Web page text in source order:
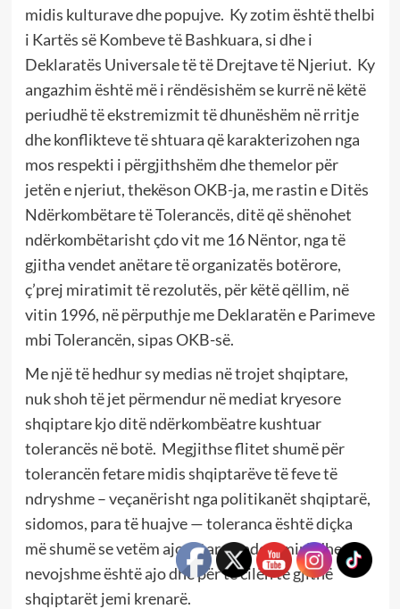
midis kulturave dhe popujve. Ky zotim është thelbi
i Kartës së Kombeve të Bashkuara, si dhe i
Deklaratës Universale të të Drejtave të Njeriut. Ky
angazhim është më i rëndësishëm se kurrë në këtë
periudhë të ekstremizmit të dhunëshëm në rritje
dhe konflikteve të shtuara që karakterizohen nga
mos respekti i përgjithshëm dhe themelor për
jetën e njeriut, thekëson OKB-ja, me rastin e Ditës
Ndërkombëtare të Tolerancës, ditë që shënohet
ndërkombëtarisht çdo vit me 16 Nëntor, nga të
gjitha vendet anëtare të organizatës botërore,
ç’prej miratimit të rezolutës, për këtë qëllim, në
vitin 1996, në përputhje me Deklaratën e Parimeve
mbi Tolerancën, sipas OKB-së.
Me një të hedhur sy medias në trojet shqiptare,
nuk shoh të jet përmendur në mediat kryesore
shqiptare kjo ditë ndërkombëatre kushtuar
tolerancës në botë. Megjithse flitet shumë për
tolerancën fetare midis shqiptarëve të feve të
ndryshme – veçanërisht nga politikanët shqiptarë,
sidomos, para të huajve — toleranca është diçka
më shumë se vetëm ajo fetare, sado e mirë dhe e
nevojshme është ajo dhe për të cilën të gjithë
shqiptarët jemi krenarë.